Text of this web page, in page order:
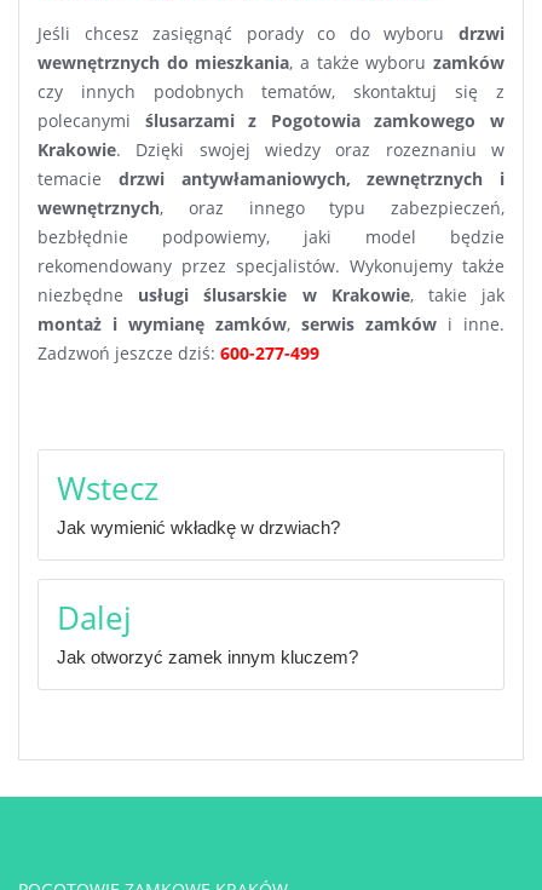
Jeśli chcesz zasięgnąć porady co do wyboru drzwi
wewnętrznych do mieszkania, a także wyboruzamków
czy innych podobnych tematów, skontaktuj się z
polecanymi ślusarzami z Pogotowia zamkowego w
Krakowie. Dzięki swojej wiedzy oraz rozeznaniu w
temacie drzwi antywłamaniowych, zewnętrznych i
wewnętrznych, oraz innego typu zabezpieczeń,
bezbłędnie podpowiemy, jaki model będzie
rekomendowany przez specjalistów. Wykonujemy także
niezbędne usługi ślusarskie w Krakowie, takie jak
montaż i wymianę zamków, serwis zamków i inne.
Zadzwoń jeszcze dziś: 600-277-499
wpisu
Wstecz
Jak wymienić wkładkę w drzwiach?
Dalej
Jak otworzyć zamek innym kluczem?